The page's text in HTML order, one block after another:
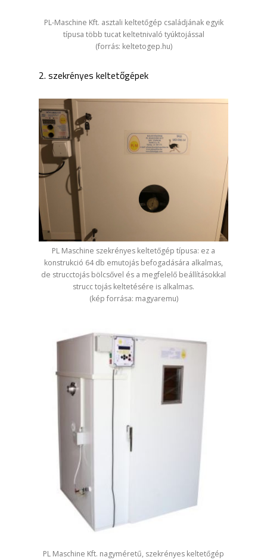
PL-Maschine Kft. asztali keltetőgép családjának egyik
típusa több tucat keltetnivaló tyúktojással
(forrás: keltetogep.hu)
2. szekrényes keltetőgépek
PL Maschine szekrényes keltetőgép típusa: ez a
konstrukció 64 db emutojás befogadására alkalmas,
de strucctojás bölcsővel és a megfelelő beállításokkal
strucc tojás keltetésére is alkalmas.
(kép forrása: magyaremu)
PL Maschine Kft. nagyméretű, szekrényes keltetőgép